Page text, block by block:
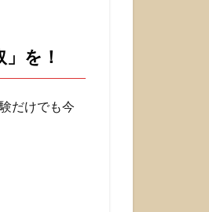
を！
だけでも今